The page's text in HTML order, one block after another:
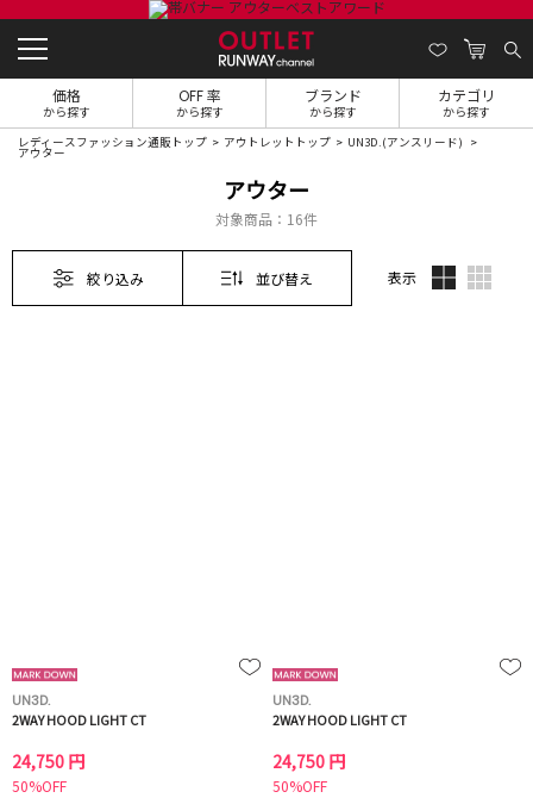
価格
から探す
OFF 率
から探す
ブランド
から探す
カテゴリ
から探す
レディースファッション通販トップ アウトレットトップ UN3D.(アンスリード)
アウター
アウター
対象商品： 16件
絞り込み 並び替え 表示
UN3D.
2WAY HOOD LIGHT CT
24,750 円
50%OFF
UN3D.
2WAY HOOD LIGHT CT
24,750 円
50%OFF